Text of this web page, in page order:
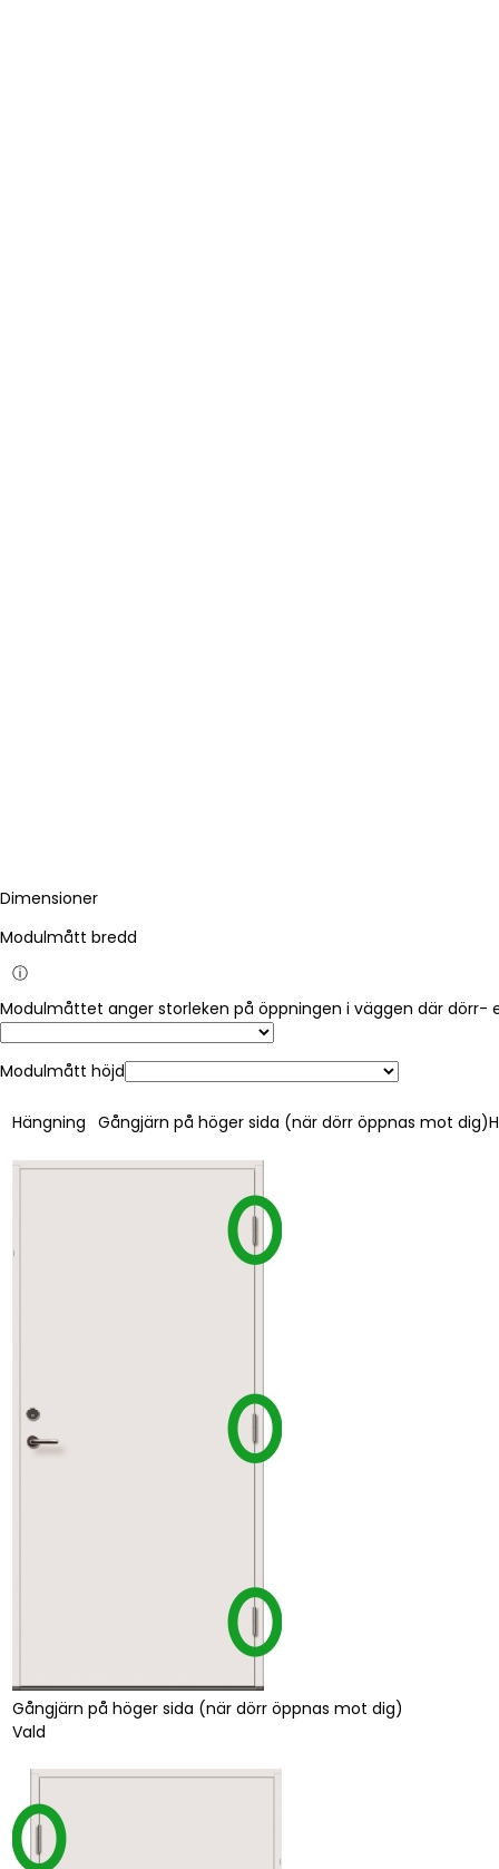
Dimensioner
Modulmått bredd
ⓘ
Modulmått höjd
Hängning Gångjärn på höger sida (när dörr öppnas mot dig)
Gångjärn på höger sida (när dörr öppnas mot dig)
Vald